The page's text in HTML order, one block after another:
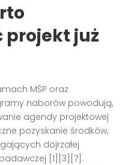
projekt już
MŚP oraz
naborów powodują,
agendy projektowej
pozyskanie środków,
dojrzałej
[1][3][7].